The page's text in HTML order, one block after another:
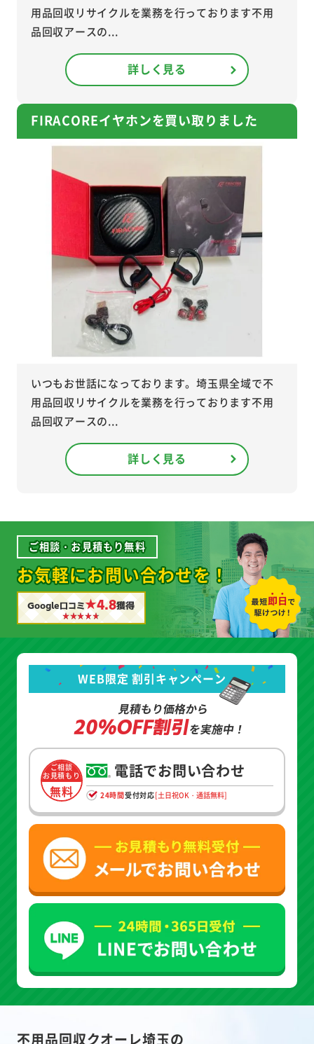
用品回収リサイクルを業務を行っております不用
品回収アースの...
詳しく見る
FIRACOREイヤホンを買い取りました
いつもお世話になっております。埼玉県全域で不
用品回収リサイクルを業務を行っております不用
品回収アースの...
詳しく見る
ご相談・お見積もり無料
お気軽にお問い合わせを！
Google口コミ★4.8獲得
WEB限定 割引キャンペーン
見積もり価格から
20%OFF割引を実施中！
ご相談
お見積もり
無料
電話でお問い合わせ
24時間受付対応[土日祝OK・通話無料]
不用品回収クオーレ埼玉の